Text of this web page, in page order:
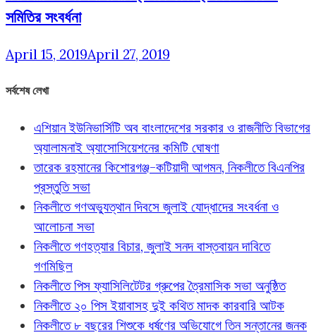
সমিতির সংবর্ধনা
April 15, 2019April 27, 2019
সর্বশেষ লেখা
এশিয়ান ইউনিভার্সিটি অব বাংলাদেশের সরকার ও রাজনীতি বিভাগের
অ্যালামনাই অ্যাসোসিয়েশনের কমিটি ঘোষণা
তারেক রহমানের কিশোরগঞ্জ-কটিয়াদী আগমন, নিকলীতে বিএনপির
প্রস্তুতি সভা
নিকলীতে গণঅভ্যুত্থান দিবসে জুলাই যোদ্ধাদের সংবর্ধনা ও
আলোচনা সভা
নিকলীতে গণহত্যার বিচার, জুলাই সনদ বাস্তবায়ন দাবিতে
গণমিছিল
নিকলীতে পিস ফ্যাসিলিটেটর গ্রুপের ত্রৈমাসিক সভা অনুষ্ঠিত
নিকলীতে ২০ পিস ইয়াবাসহ দুই কথিত মাদক কারবারি আটক
নিকলীতে ৮ বছরের শিশুকে ধর্ষণের অভিযোগে তিন সন্তানের জনক